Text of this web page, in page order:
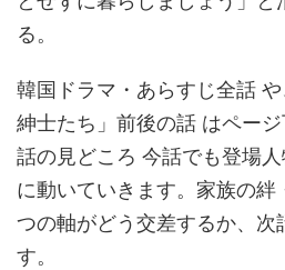
る。
韓国ドラマ・あらすじ全話
紳士たち」前後の話 はペー
話の見どころ 今話でも登場
に動いていきます。家族の
つの軸がどう交差するか、
す。